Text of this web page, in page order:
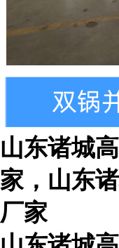
山东诸城
家，山东
厂家